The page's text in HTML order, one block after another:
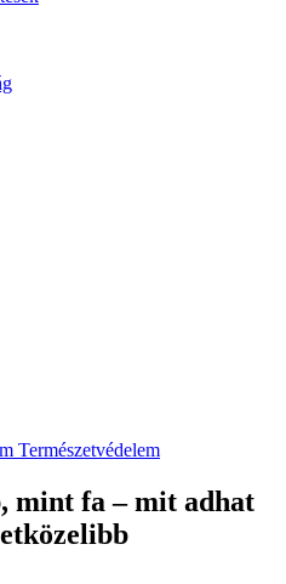
Természetvédelem
mint fa – mit adhat